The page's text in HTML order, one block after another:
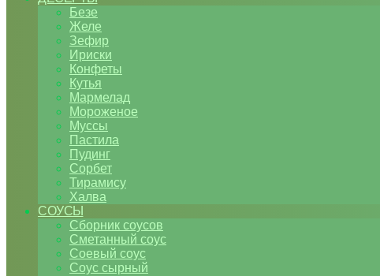
Безе
Желе
Зефир
Ириски
Конфеты
Кутья
Мармелад
Мороженое
Муссы
Пастила
Пудинг
Сорбет
Тирамису
Халва
СОУСЫ
Сборник соусов
Сметанный соус
Соевый соус
Соус сырный